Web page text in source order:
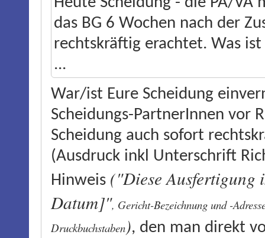
das BG 6 Wochen nach der
rechtskräftig erachtet. Was
...
War/ist Eure Scheidung
Scheidungs-PartnerInnen vor
Scheidung auch sofort
(Ausdruck inkl Unterschrift
Hinweis ("Diese Ausfertigung
Datum]", Gericht-Bezeichnung und -
Druckbuchstaben), den man direkt